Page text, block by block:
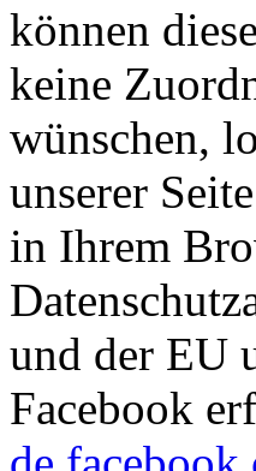
können
keine
wünschen,
unserer
in Ihrem
und der EU
Facebook